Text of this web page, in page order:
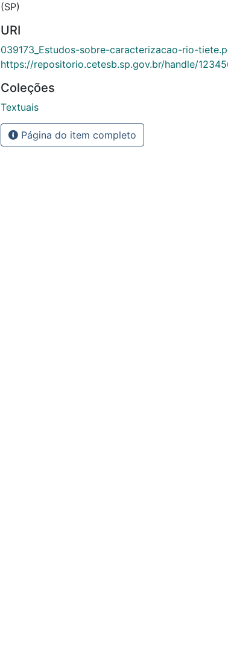
(SP)
URI
039173_Estudos-sobre-caracterizacao-rio-
https://repositorio.cetesb.sp.gov.br/handle/
Coleções
Textuais
Página do item completo